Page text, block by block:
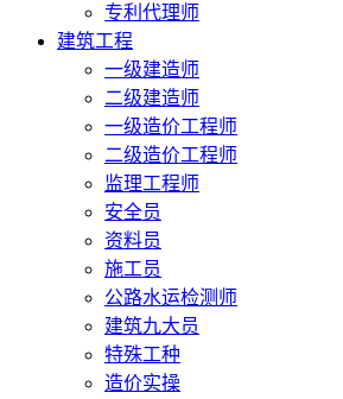
专利代理师
建筑工程
一级建造师
二级建造师
一级造价工程师
二级造价工程师
监理工程师
安全员
资料员
施工员
公路水运检测师
建筑九大员
特殊工种
造价实操